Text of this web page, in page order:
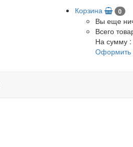
Корзина 0
Вы еще
Всего
На сумму :
Оформить